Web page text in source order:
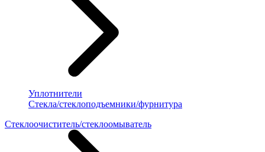
Уплотнители
Стекла/стеклоподъемники/фурнитура
Стеклоочиститель/стеклоомыватель